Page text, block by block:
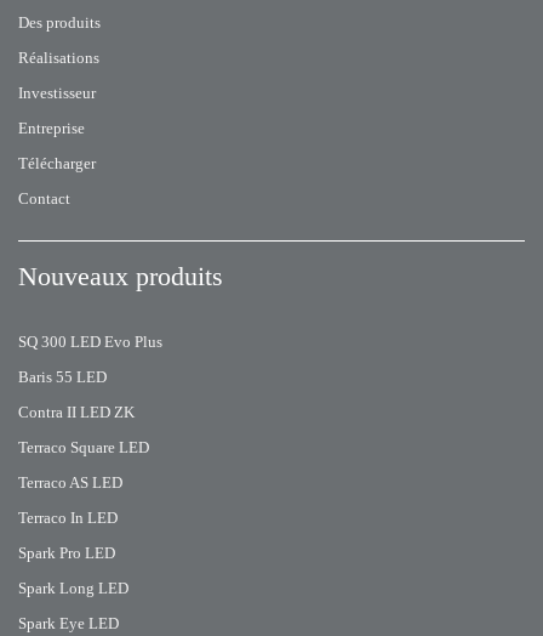
Des produits
Réalisations
Investisseur
Entreprise
Télécharger
Contact
Nouveaux produits
SQ 300 LED Evo Plus
Baris 55 LED
Contra II LED ZK
Terraco Square LED
Terraco AS LED
Terraco In LED
Spark Pro LED
Spark Long LED
Spark Eye LED